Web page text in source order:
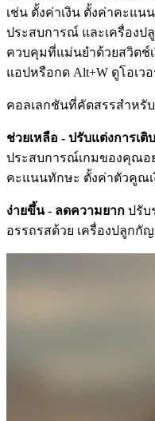
เช่น ตั้งค่าเงิน ตั้งค่าคะแ
ประสบการณ์ และเครื่อง
ควบคุมที่แม่นยำด้วยสวิตช์
แอปหรือกด Alt+W ดูโอเวอ
คอลเลกชันที่คัดสรรสำหรั
ช่วยเหลือ - ปรับแต่งการเ
ประสบการณ์เกมของคุณอ
คะแนนทักษะ ตั้งค่าตัวคูณ
ง่ายขึ้น - ลดความยาก ปรับ
อรรถรสด้วย เครื่องปลูกกั